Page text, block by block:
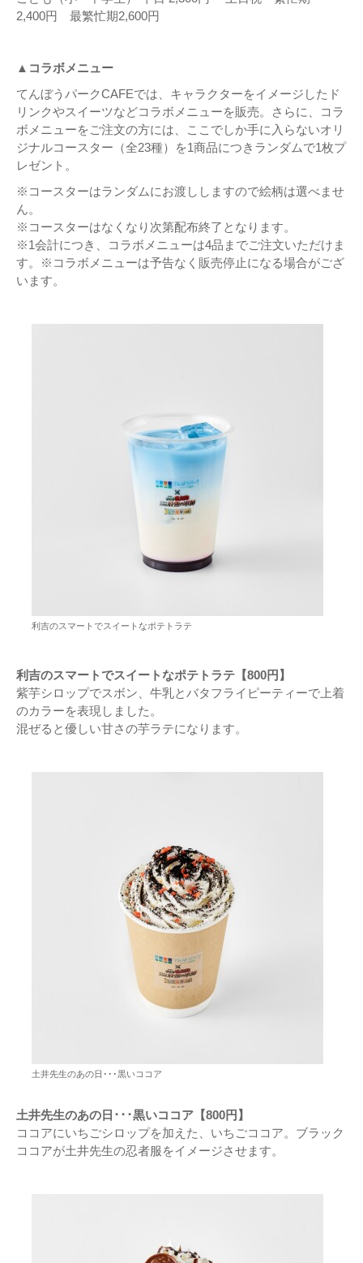
2,400円 最繁忙期2,600円
▲コラボメニュー
てんぼうパークCAFEでは、キャラクターをイメージしたド
リンクやスイーツなどコラボメニューを販売。さらに、コラ
ボメニューをご注文の方には、ここでしか手に入らないオリ
ジナルコースター（全23種）を1商品につきランダムで1枚プ
レゼント。
※コースターはランダムにお渡ししますので絵柄は選べませ
ん。
※コースターはなくなり次第配布終了となります。
※1会計につき、コラボメニューは4品までご注文いただけま
す。※コラボメニューは予告なく販売停止になる場合がござ
います。
利吉のスマートでスイートなポテトラテ
利吉のスマートでスイートなポテトラテ【800円】
紫芋シロップでスボン、牛乳とバタフライピーティーで上着
のカラーを表現しました。
混ぜると優しい甘さの芋ラテになります。
土井先生のあの日･･･黒いココア
土井先生のあの日･･･黒いココア【800円】
ココアにいちごシロップを加えた、いちごココア。ブラック
ココアが土井先生の忍者服をイメージさせます。